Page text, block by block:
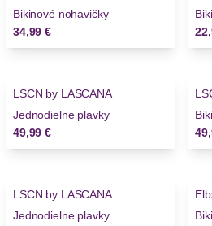
Bikinové nohavičky
34,99 €
Novinky
LSCN by LASCANA
Jednodielne plavky
49,99 €
Novinky
LSCN by LASCANA
Jednodielne plavky